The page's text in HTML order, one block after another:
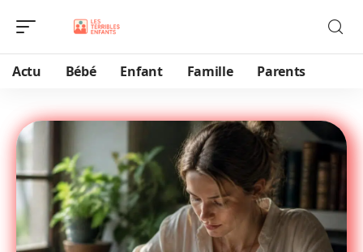
Actu Bébé Enfant Famille Parents